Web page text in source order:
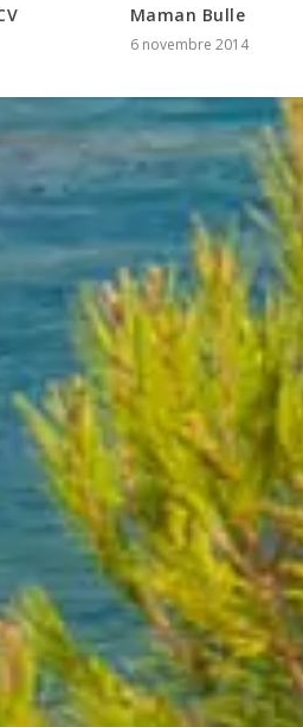
Maman Bulle
6 novembre 2014